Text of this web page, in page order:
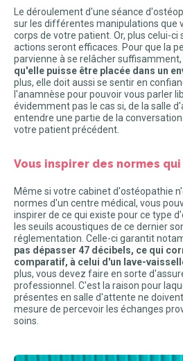
Le déroulement d'une séance
sur les différentes manipulations que
corps de votre patient. Or, plus celui-ci
actions seront efficaces. Pour que la
parvienne à se relâcher suffisamment,
qu'elle puisse être placée dans un
plus, elle doit aussi se sentir en
l'anamnèse pour pouvoir vous parler
évidemment pas le cas si, de la salle
entendre une partie de la
votre patient précédent.
Vous inspirer des normes
Même si votre cabinet d'ostéopathie
normes d'un centre médical, vous
inspirer de ce qui existe pour ce type
les seuils acoustiques de ce dernier
réglementation. Celle-ci garantit
pas dépasser 47 décibels, ce qui
comparatif, à celui d'un lave-
plus, vous devez faire en sorte
professionnel. C'est la raison pour
présentes en salle d'attente ne
mesure de percevoir les échanges
soins.